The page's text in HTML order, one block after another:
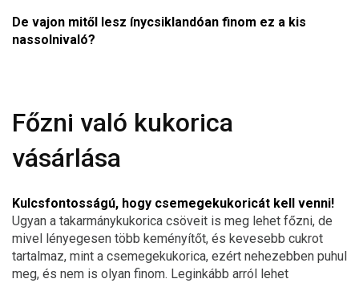
De vajon mitől lesz ínycsiklandóan finom ez a kis
nassolnivaló?
Főzni való kukorica
vásárlása
Kulcsfontosságú, hogy csemegekukoricát kell venni!
Ugyan a takarmánykukorica csöveit is meg lehet főzni, de
mivel lényegesen több keményítőt, és kevesebb cukrot
tartalmaz, mint a csemegekukorica, ezért nehezebben puhul
meg, és nem is olyan finom. Leginkább arról lehet